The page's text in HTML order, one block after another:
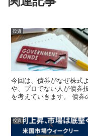
投資
今回は、債券がなぜ株式
や、プロでない人が債券
を考えていきます。 債券
投資